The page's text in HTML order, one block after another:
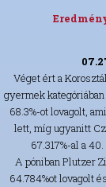
Véget ért a
gyermek
68.3%-ot lovagolt,
lett, míg ugyanitt
67.317%-al a
A póniban Plutzer
64.784%ot lovagolt